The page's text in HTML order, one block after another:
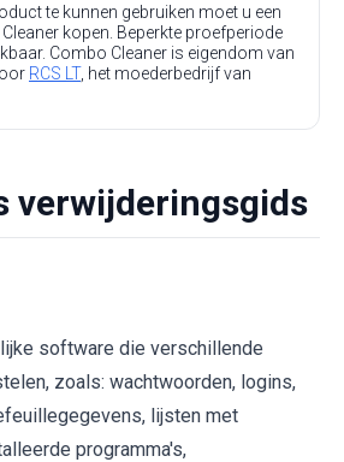
te kunnen gebruiken moet u een
kopen. Beperkte proefperiode
Combo Cleaner is eigendom van
RCS LT, het moederbedrijf van
verwijderingsgids
software die verschillende
zoals: wachtwoorden, logins,
lijsten met
programma's,